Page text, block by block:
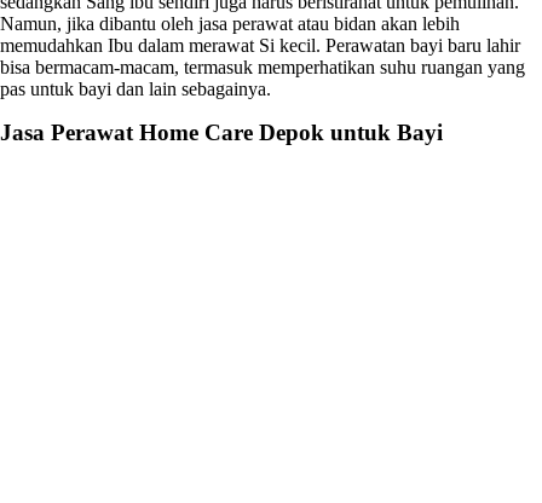
Namun, jika dibantu oleh jasa perawat atau bidan akan lebih
memudahkan Ibu dalam merawat Si kecil. Perawatan bayi baru lahir
bisa bermacam-macam, termasuk memperhatikan suhu ruangan yang
pas untuk bayi dan lain sebagainya.
Jasa Perawat Home Care Depok untuk Bayi